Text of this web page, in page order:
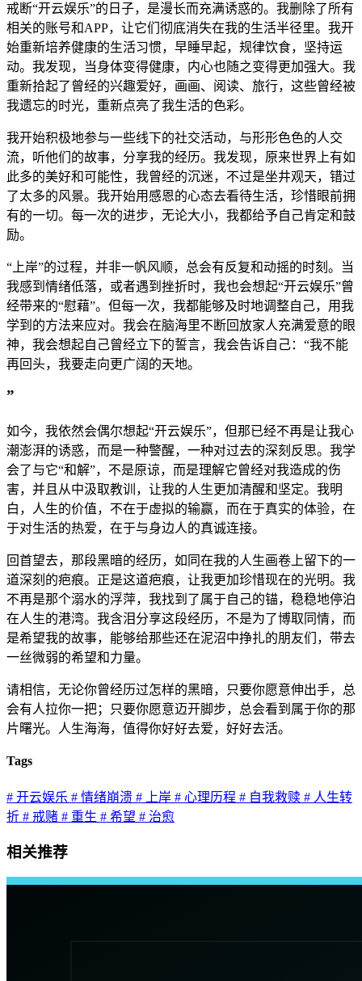
戒断“开云娱乐”的日子，是漫长而充满诱惑的。我删除了所有
相关的账号和APP，让它们彻底消失在我的生活半径里。我开
始重新培养健康的生活习惯，早睡早起，规律饮食，坚持运
动。我发现，当身体变得健康，内心也随之变得更加强大。我
重新拾起了曾经的兴趣爱好，画画、阅读、旅行，这些曾经被
我遗忘的时光，重新点亮了我生活的色彩。
我开始积极地参与一些线下的社交活动，与形形色色的人交
流，听他们的故事，分享我的经历。我发现，原来世界上有如
此多的美好和可能性，我曾经的沉迷，不过是坐井观天，错过
了太多的风景。我开始用感恩的心态去看待生活，珍惜眼前拥
有的一切。每一次的进步，无论大小，我都给予自己肯定和鼓
励。
“上岸”的过程，并非一帆风顺，总会有反复和动摇的时刻。当
我感到情绪低落，或者遇到挫折时，我也会想起“开云娱乐”曾
经带来的“慰藉”。但每一次，我都能够及时地调整自己，用我
学到的方法来应对。我会在脑海里不断回放家人充满爱意的眼
神，我会想起自己曾经立下的誓言，我会告诉自己：“我不能
再回头，我要走向更广阔的天地。
”
如今，我依然会偶尔想起“开云娱乐”，但那已经不再是让我心
潮澎湃的诱惑，而是一种警醒，一种对过去的深刻反思。我学
会了与它“和解”，不是原谅，而是理解它曾经对我造成的伤
害，并且从中汲取教训，让我的人生更加清醒和坚定。我明
白，人生的价值，不在于虚拟的输赢，而在于真实的体验，在
于对生活的热爱，在于与身边人的真诚连接。
回首望去，那段黑暗的经历，如同在我的人生画卷上留下的一
道深刻的疤痕。正是这道疤痕，让我更加珍惜现在的光明。我
不再是那个溺水的浮萍，我找到了属于自己的锚，稳稳地停泊
在人生的港湾。我含泪分享这段经历，不是为了博取同情，而
是希望我的故事，能够给那些还在泥沼中挣扎的朋友们，带去
一丝微弱的希望和力量。
请相信，无论你曾经历过怎样的黑暗，只要你愿意伸出手，总
会有人拉你一把；只要你愿意迈开脚步，总会看到属于你的那
片曙光。人生海海，值得你好好去爱，好好去活。
Tags
# 开云娱乐 # 情绪崩溃 # 上岸 # 心理历程 # 自我救赎 # 人生转
折 # 戒赌 # 重生 # 希望 # 治愈
相关推荐